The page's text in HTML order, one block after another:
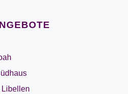
Libellen